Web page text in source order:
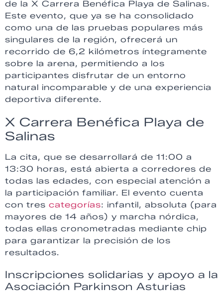
de la X Carrera Benéfica Playa de Salinas.
Este evento, que ya se ha consolidado
como una de las pruebas populares más
singulares de la región, ofrecerá un
recorrido de 6,2 kilómetros íntegramente
sobre la arena, permitiendo a los
participantes disfrutar de un entorno
natural incomparable y de una experiencia
deportiva diferente.
X Carrera Benéfica Playa de
Salinas
La cita, que se desarrollará de 11:00 a
13:30 horas, está abierta a corredores de
todas las edades, con especial atención a
la participación familiar. El evento cuenta
con tres categorías: infantil, absoluta (para
mayores de 14 años) y marcha nórdica,
todas ellas cronometradas mediante chip
para garantizar la precisión de los
resultados.
Inscripciones solidarias y apoyo a la
Asociación Parkinson Asturias